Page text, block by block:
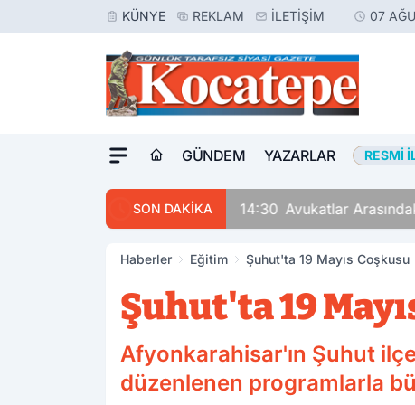
KÜNYE REKLAM İLETIŞIM 07
GÜNDEM YAZARLAR RESMI
SON DAKİKA 14:30 Avukatlar
Haberler Eğitim Şuhut'ta 19 Mayıs Coşkusu
Şuhut'ta 19
Afyonkarahisar'ın Şuhut
düzenlenen programlarla